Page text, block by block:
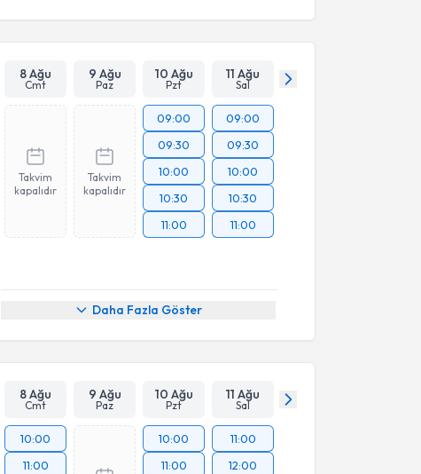
8 Ağu
Cmt
9 Ağu
Paz
10 Ağu
Pzt
11 Ağu
Sal
Takvim
kapalıdır
Takvim
kapalıdır
09:00
09:30
10:00
10:30
11:00
09:00
09:30
10:00
10:30
11:00
Daha Fazla Göster
8 Ağu
Cmt
9 Ağu
Paz
10 Ağu
Pzt
11 Ağu
Sal
10:00
11:00
10:00
11:00
11:00
12:00